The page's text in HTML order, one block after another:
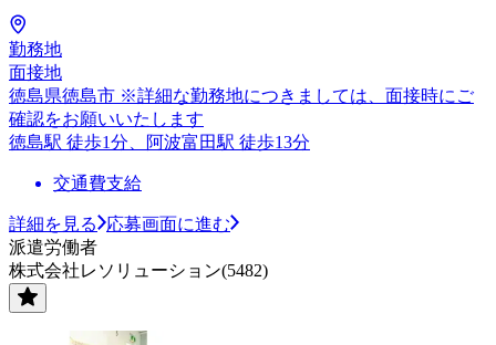
勤務地
面接地
徳島県徳島市 ※詳細な勤務地につきましては、面接時にご
確認をお願いいたします
徳島駅 徒歩1分、阿波富田駅 徒歩13分
交通費支給
詳細を見る
応募画面に進む
派遣労働者
株式会社レソリューション(5482)